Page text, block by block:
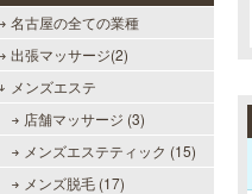
名古屋の全ての業種
出張マッサージ(2)
メンズエステ
店舗マッサージ (3)
メンズエステティック (15)
メンズ脱毛 (17)